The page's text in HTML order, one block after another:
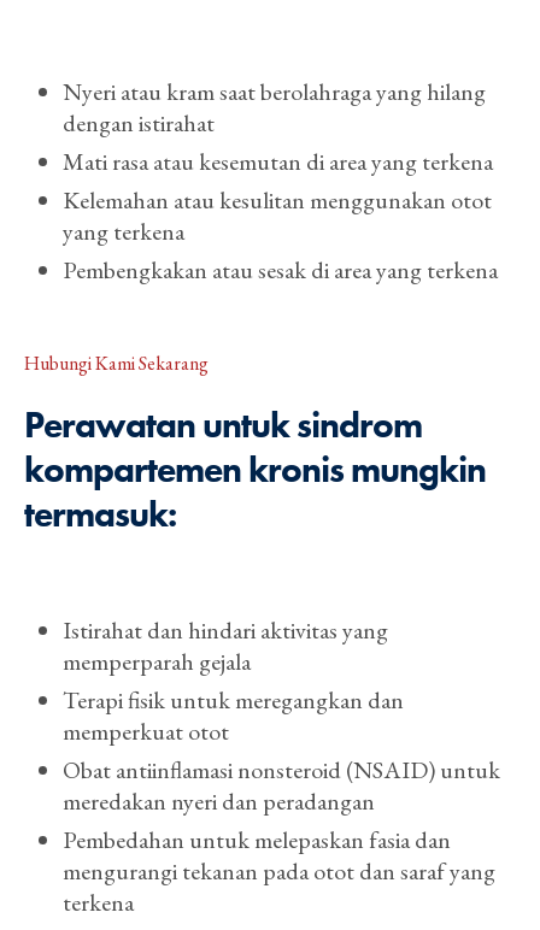
Nyeri atau kram saat berolahraga yang hilang
dengan istirahat
Mati rasa atau kesemutan di area yang terkena
Kelemahan atau kesulitan menggunakan otot
yang terkena
Pembengkakan atau sesak di area yang terkena
Hubungi Kami Sekarang
Perawatan untuk sindrom
kompartemen kronis mungkin
termasuk:
Istirahat dan hindari aktivitas yang
memperparah gejala
Terapi fisik untuk meregangkan dan
memperkuat otot
Obat antiinflamasi nonsteroid (NSAID) untuk
meredakan nyeri dan peradangan
Pembedahan untuk melepaskan fasia dan
mengurangi tekanan pada otot dan saraf yang
terkena